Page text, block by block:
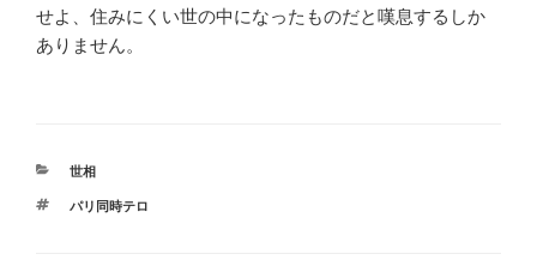
せよ、住みにくい世の中になったものだと嘆息するしか
ありません。
カ
ゴ
世相
タ
パリ同時テロ